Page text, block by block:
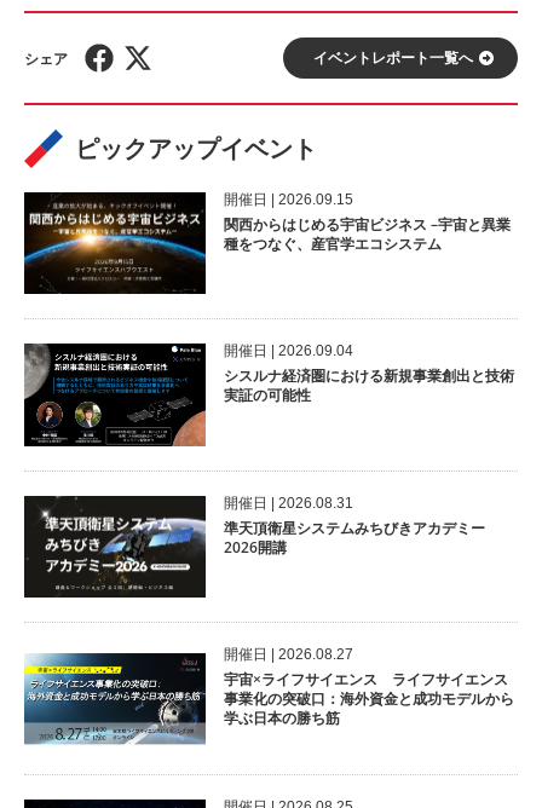
イベントレポート⼀覧へ
ピックアップイベント
開催⽇ | 2026.09.15
関西からはじめる宇宙ビジネス –宇宙と異業
種をつなぐ、産官学エコシステム
開催⽇ | 2026.09.04
シスルナ経済圏における新規事業創出と技術
実証の可能性
開催⽇ | 2026.08.31
準天頂衛星システムみちびきアカデミー
2026開講
開催⽇ | 2026.08.27
宇宙×ライフサイエンス ライフサイエンス
事業化の突破口：海外資金と成功モデルから
学ぶ日本の勝ち筋